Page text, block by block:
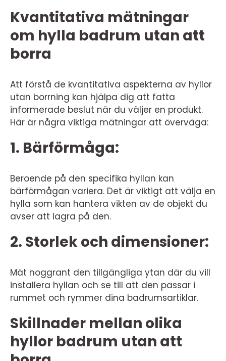
Kvantitativa mätningar
om hylla badrum utan att
borra
Att förstå de kvantitativa aspekterna av hyllor
utan borrning kan hjälpa dig att fatta
informerade beslut när du väljer en produkt.
Här är några viktiga mätningar att överväga:
1. Bärförmåga:
Beroende på den specifika hyllan kan
bärförmågan variera. Det är viktigt att välja en
hylla som kan hantera vikten av de objekt du
avser att lagra på den.
2. Storlek och dimensioner:
Mät noggrant den tillgängliga ytan där du vill
installera hyllan och se till att den passar i
rummet och rymmer dina badrumsartiklar.
Skillnader mellan olika
hyllor badrum utan att